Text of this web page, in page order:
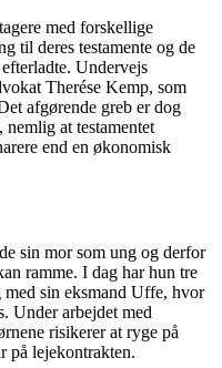
med forskellige
til deres testamente og de
Undervejs
Therése Kemp, som
afgørende greb er dog
at testamentet
end en økonomisk
sin mor som ung og derfor
ramme. I dag har hun tre
sin eksmand Uffe, hvor
Under arbejdet med
risikerer at ryge på
på lejekontrakten.